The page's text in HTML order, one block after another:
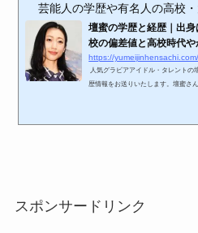
芸能人の学歴や有名人の高校
壇蜜の学歴と経歴｜出
校の偏差値と高校時代や
https://
人気グラビアアイドル・タレントの
歴情報をお送りいたします。壇蜜さ
レント、グラビアアイドル、女優本
スポンサードリンク